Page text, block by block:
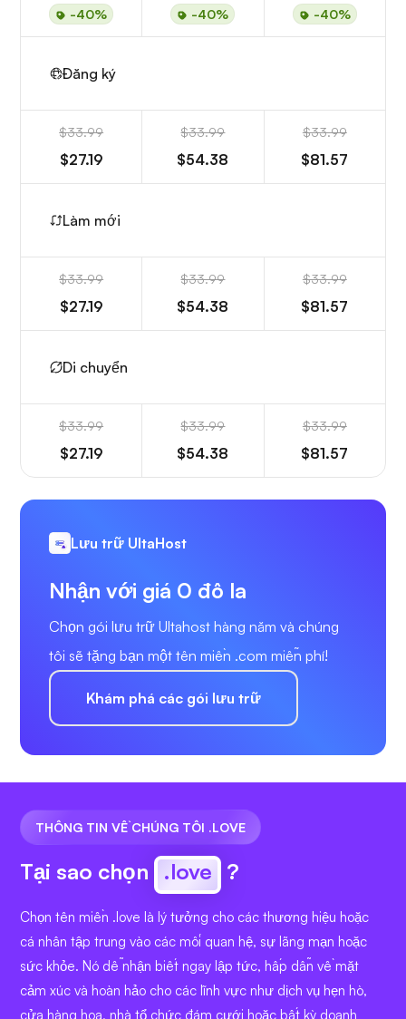
-40% -40% -40%
Đăng ký
$33.99
$27.19
$33.99
$54.38
$33.99
$81.57
Làm mới
$33.99
$27.19
$33.99
$54.38
$33.99
$81.57
Di chuyển
$33.99
$27.19
$33.99
$54.38
$33.99
$81.57
Lưu trữ UltaHost
Nhận với giá 0 đô la
Chọn gói lưu trữ Ultahost hàng năm và chúng
tôi sẽ tặng bạn một tên miền .com miễn phí!
Khám phá các gói lưu trữ
THÔNG TIN VỀ CHÚNG TÔI .LOVE
Tại sao chọn .love ?
Chọn tên miền .love là lý tưởng cho các thương hiệu hoặc
cá nhân tập trung vào các mối quan hệ, sự lãng mạn hoặc
sức khỏe. Nó dễ nhận biết ngay lập tức, hấp dẫn về mặt
cảm xúc và hoàn hảo cho các lĩnh vực như dịch vụ hẹn hò,
cửa hàng hoa, nhà tổ chức đám cưới hoặc bất kỳ doanh